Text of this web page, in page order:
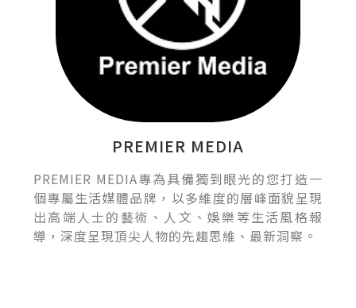
PREMIER MEDIA
PREMIER MEDIA專為具備獨到眼光的您打造一
個專屬生活媒體品牌，以多維度的層峰面貌呈現
出高端人士的藝術、人文、娛樂等生活風格報
導，深度呈現頂尖人物的先趨思維、最新洞察。